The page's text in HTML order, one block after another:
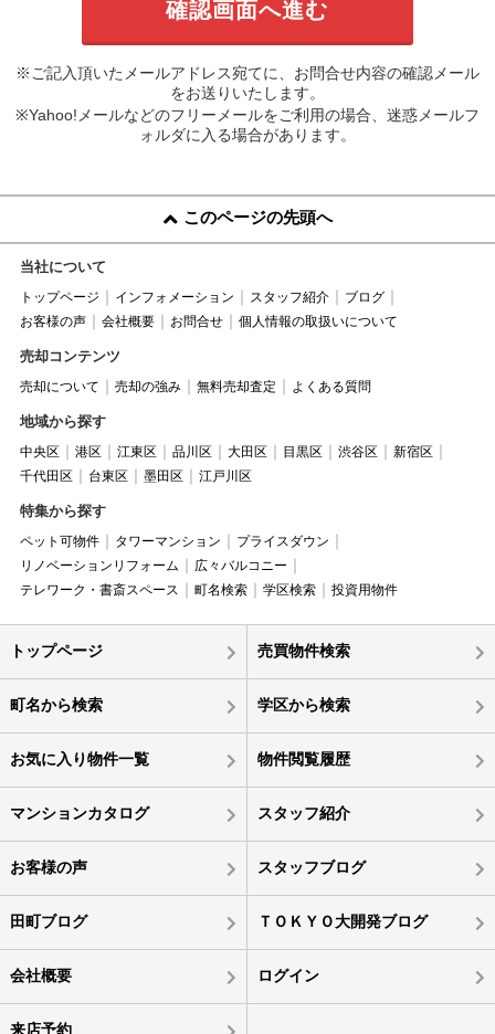
※ご記入頂いたメールアドレス宛てに、お問合せ内容の確認メール
をお送りいたします。
※Yahoo!メールなどのフリーメールをご利用の場合、迷惑メールフ
ォルダに入る場合があります。
このページの先頭へ
当社について
トップページ インフォメーション スタッフ紹介
ブログ
お客様の声
会社概要 お問合せ 個人情報の取扱いについて
売却コンテンツ
売却について 売却の強み 無料売却査定 よくある質問
地域から探す
中央区 港区 江東区 品川区 大田区 目黒区 渋谷区
新宿区
千代田区
台東区 墨田区 江戸川区
特集から探す
ペット可物件 タワーマンション
プライスダウン
リノベーションリフォーム
広々バルコニー
テレワーク・書斎スペース
町名検索 学区検索 投資用物件
トップページ 売買物件検索
町名から検索 学区から検索
お気に入り物件一覧 物件閲覧履歴
マンションカタログ スタッフ紹介
お客様の声 スタッフブログ
田町ブログ ＴＯＫＹＯ大開発ブログ
会社概要 ログイン
来店予約